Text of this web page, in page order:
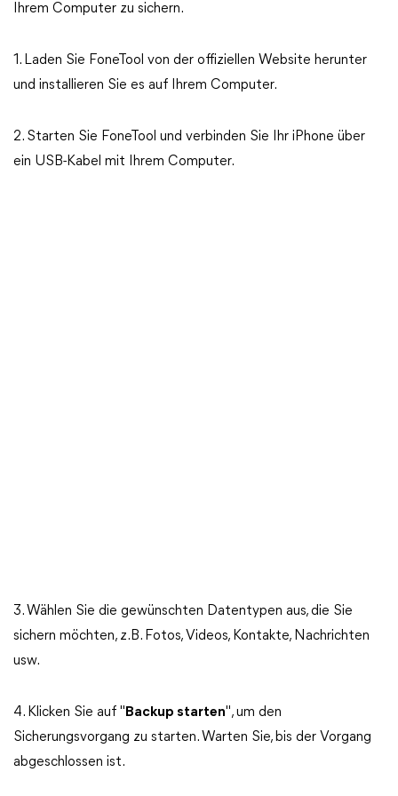
Ihrem Computer zu sichern.
1. Laden Sie FoneTool von der offiziellen Website herunter
und installieren Sie es auf Ihrem Computer.
2. Starten Sie FoneTool und verbinden Sie Ihr iPhone über
ein USB-Kabel mit Ihrem Computer.
3. Wählen Sie die gewünschten Datentypen aus, die Sie
sichern möchten, z.B. Fotos, Videos, Kontakte, Nachrichten
usw.
4. Klicken Sie auf " Backup starten", um den
Sicherungsvorgang zu starten. Warten Sie, bis der Vorgang
abgeschlossen ist.